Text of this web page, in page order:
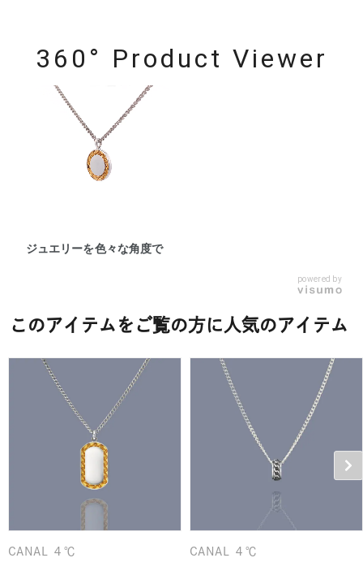
360° Product Viewer
ジュエリーを色々な角度で
powered by
このアイテムをご覧の方に人気のアイテム
CANAL ４℃ CANAL ４℃